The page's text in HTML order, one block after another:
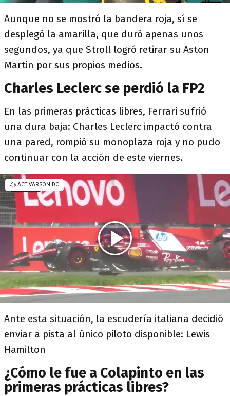
Aunque no se mostró la bandera roja, sí se
desplegó la amarilla, que duró apenas unos
segundos, ya que Stroll logró retirar su Aston
Martin por sus propios medios.
Charles Leclerc se perdió la FP2
En las primeras prácticas libres, Ferrari sufrió
una dura baja: Charles Leclerc impactó contra
una pared, rompió su monoplaza roja y no pudo
continuar con la acción de este viernes.
Ante esta situación, la escudería italiana decidió
enviar a pista al único piloto disponible: Lewis
Hamilton
¿Cómo le fue a Colapinto en las
primeras prácticas libres?